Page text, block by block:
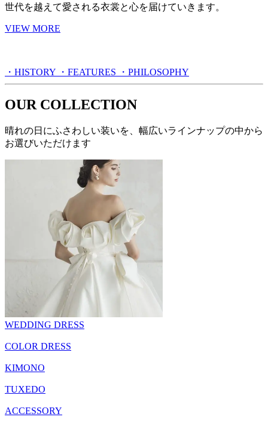
世代を越えて愛される衣裳と心を届けていきます。
VIEW MORE
・ HISTORY ・ FEATURES ・ PHILOSOPHY
OUR COLLECTION
晴れの日にふさわしい装いを、幅広いラインナップの中から
お選びいただけます
WEDDING DRESS
COLOR DRESS
KIMONO
TUXEDO
ACCESSORY